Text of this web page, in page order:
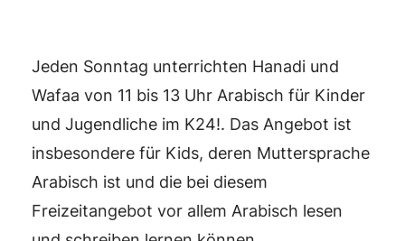
Jeden Sonntag unterrichten Hanadi und
Wafaa von 11 bis 13 Uhr Arabisch für Kinder
und Jugendliche im K24!. Das Angebot ist
insbesondere für Kids, deren Muttersprache
Arabisch ist und die bei diesem
Freizeitangebot vor allem Arabisch lesen